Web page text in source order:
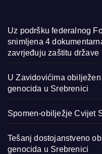
Uz podršku federalnog
snimljena 4
zavrjeđuju zaštitu države
U Zavidovićima
genocida u Srebrenici
Spomen-obilježje Cvijet
Tešanj dostojanstveno
genocida u Srebrenici